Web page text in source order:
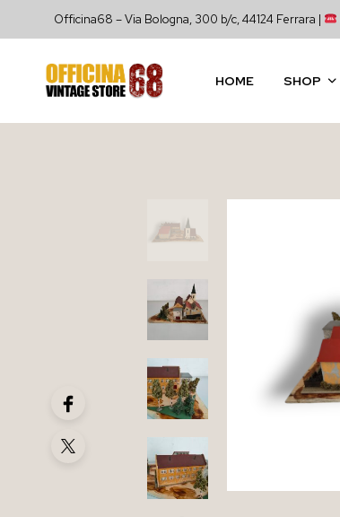
Officina68 – Via Bologna, 300 b/c, 44124 Ferrara |
HOME SHOP